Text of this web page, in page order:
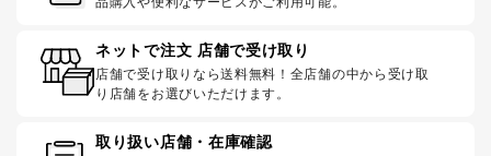
ネットで注文 店舗で受け取り
店舗で受け取りなら送料無料！全店舗の中から受け取
り店舗をお選びいただけます。
取り扱い店舗・在庫確認